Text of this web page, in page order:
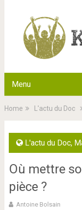
Menu
Home L'actu du Doc
L'actu du Doc,
Où mettre
pièce ?
Antoine Bolsain